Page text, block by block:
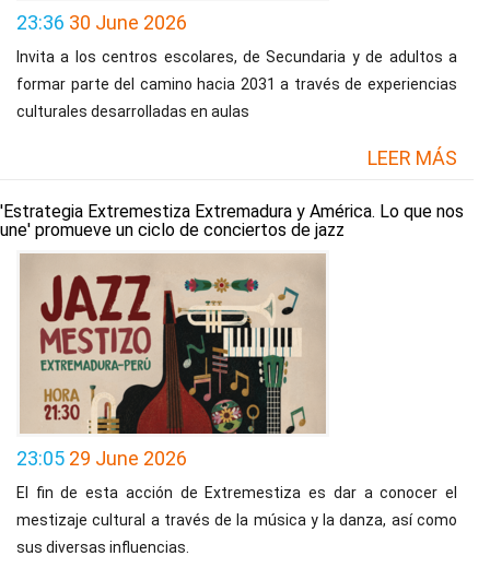
23:36 30 June 2026
Invita a los centros escolares, de Secundaria y de adultos a
formar parte del camino hacia 2031 a través de experiencias
culturales desarrolladas en aulas
LEER MÁS
'Estrategia Extremestiza Extremadura y América. Lo que nos
une' promueve un ciclo de conciertos de jazz
23:05 29 June 2026
El fin de esta acción de Extremestiza es dar a conocer el
mestizaje cultural a través de la música y la danza, así como
sus diversas influencias.